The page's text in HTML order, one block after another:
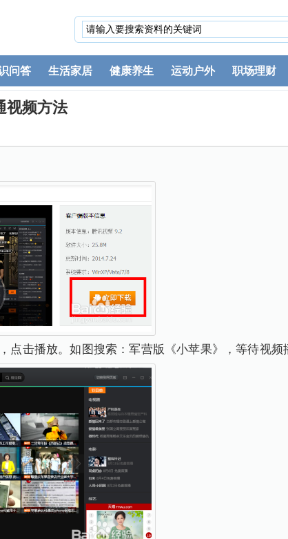
问答 生活家居 健康养生 运动户外 职场理财
视频方法
点击播放。如图搜索：军营版《小苹果》，等待视频